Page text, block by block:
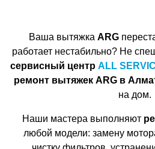
Ваша вытяжка ARG
работает нестабильно? Не
сервисный центр ALL
ремонт вытяжек ARG в
на дом.
Наши мастера выполняют
любой модели: замену